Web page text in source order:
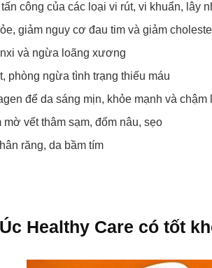
công của các loại vi rút, vi khuẩn, lây
giảm nguy cơ đau tim và giảm
và ngừa loãng xương
phòng ngừa tình trạng thiếu máu
để da sáng mịn, khỏe mạnh và
vết thâm sạm, đốm nâu, sẹo
răng, da bầm tím
Healthy Care có tốt